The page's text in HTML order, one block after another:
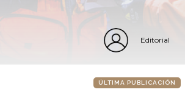
Editorial
ÚLTIMA PUBLICACIÓN